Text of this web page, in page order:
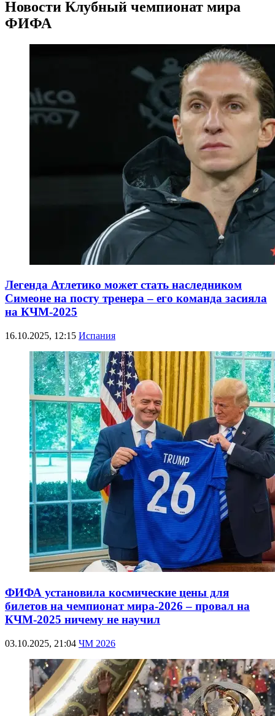
Новости Клубный чемпионат мира
ФИФА
Легенда Атлетико может стать наследником
Симеоне на посту тренера – его команда засияла
на КЧМ-2025
16.10.2025, 12:15 Испания
ФИФА установила космические цены для
билетов на чемпионат мира-2026 – провал на
КЧМ-2025 ничему не научил
03.10.2025, 21:04 ЧМ 2026